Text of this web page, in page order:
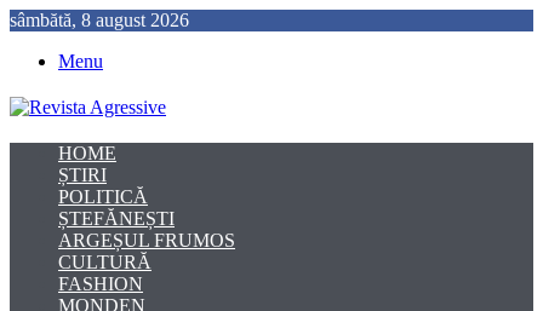
sâmbătă, 8 august 2026
Menu
HOME
ȘTIRI
POLITICĂ
ȘTEFĂNEȘTI
ARGEȘUL FRUMOS
CULTURĂ
FASHION
MONDEN